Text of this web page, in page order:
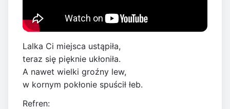
Lalka Ci miejsca ustąpiła,
teraz się pięknie ukłoniła.
A nawet wielki groźny lew,
w kornym pokłonie spuścił łeb.
Refren: